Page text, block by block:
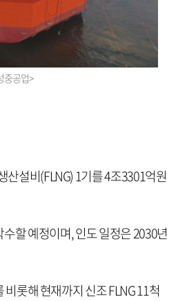
중공업>
설비(FLNG) 1기를 4조3301억원
할 예정이며, 인도 일정은 2030년
롯해 현재까지 신조 FLNG 11척